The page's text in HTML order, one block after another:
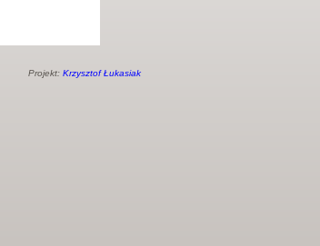
Projekt: Krzysztof Łukasiak